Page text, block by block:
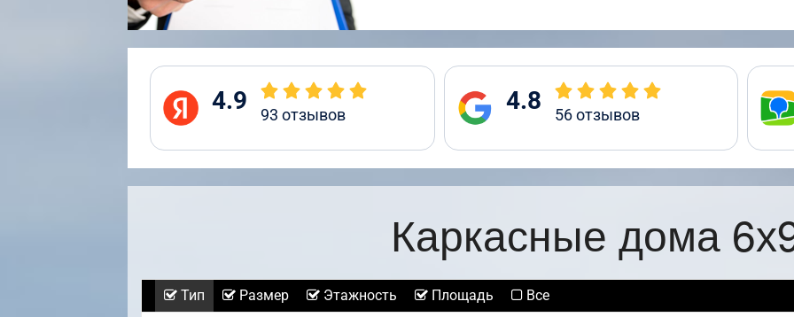
4.9 93 отзывов 4.8 56отзывов
Каркасные дома
Тип Размер Этажность Площадь Все